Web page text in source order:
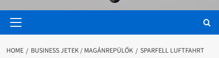
Menu
HOME BUSINESS JETEK / MAGÁNREPÜLŐK SPARFELL LUFTFAHRT